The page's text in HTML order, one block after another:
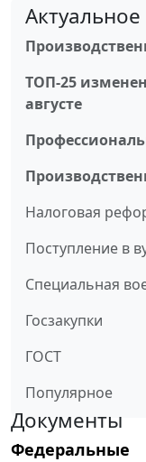
Актуальное
ТОП-25
августе
Налоговая
Поступление в
Специальная
Госзакупки
ГОСТ
Популярное
Документы
Федеральные